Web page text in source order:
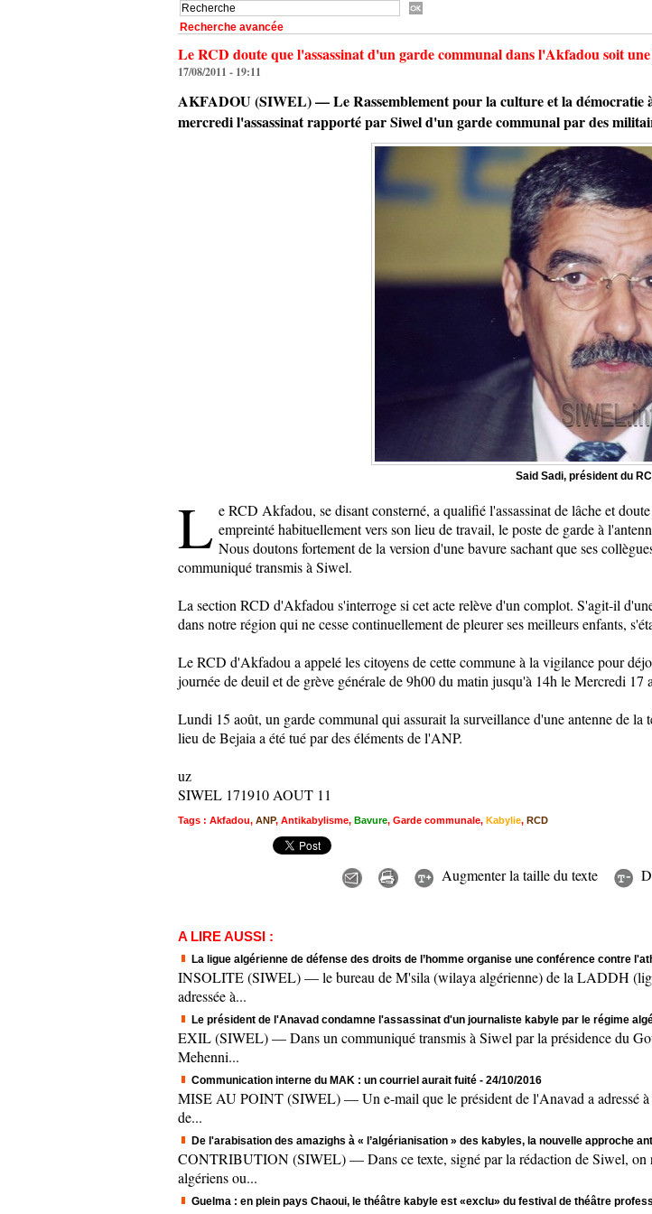
Recherche avancée
Le RCD doute que l'assassinat d'un garde communal dans l'Akfadou soit
17/08/2011 - 19:11
AKFADOU (SIWEL) — Le Rassemblement pour la culture et la démocratie
mercredi l'assassinat rapporté par Siwel d'un garde communal par des
Said Sadi, président du
L e RCD Akfadou, se disant consterné, a qualifié l'assassinat de lâche et
empreinté habituellement vers son lieu de travail, le poste de garde à
Nous doutons fortement de la version d'une bavure sachant que ses
communiqué transmis à Siwel.
La section RCD d'Akfadou s'interroge si cet acte relève d'un complot. S'agit-il
dans notre région qui ne cesse continuellement de pleurer ses meilleurs enfants,
Le RCD d'Akfadou a appelé les citoyens de cette commune à la vigilance pour
journée de deuil et de grève générale de 9h00 du matin jusqu'à 14h le Mercredi 17
Lundi 15 août, un garde communal qui assurait la surveillance d'une antenne de
lieu de Bejaia a été tué par des éléments de l'ANP.
uz
SIWEL 171910 AOUT 11
Tags : Akfadou, ANP, Antikabylisme, Bavure, Garde communale, Kabylie, RCD
Augmenter la taille du texte
A LIRE AUSSI :
La ligue algérienne de défense des droits de l’homme organise une conférence contre
INSOLITE (SIWEL) — le bureau de M'sila (wilaya algérienne) de la LADDH
adressée à...
Le président de l'Anavad condamne l'assassinat d'un journaliste kabyle par le régime
EXIL (SIWEL) — Dans un communiqué transmis à Siwel par la présidence du
Mehenni...
Communication interne du MAK : un courriel aurait fuité - 24/10/2016
MISE AU POINT (SIWEL) — Un e-mail que le président de l'Anavad a adressé à
de...
De l'arabisation des amazighs à « l’algérianisation » des kabyles, la nouvelle approche
CONTRIBUTION (SIWEL) — Dans ce texte, signé par la rédaction de Siwel, on
algériens ou...
Guelma : en plein pays Chaoui, le théâtre kabyle est «exclu» du festival de théâtre